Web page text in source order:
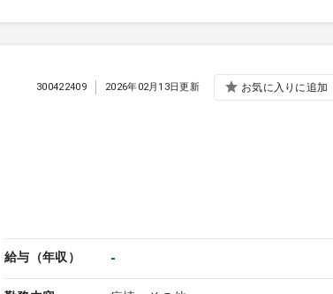
300422409 2026年02月13日更新 お気に入りに追加
給与（年収） -